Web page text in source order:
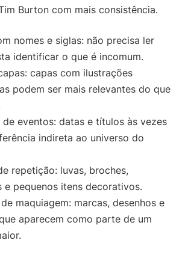
Burton com mais consistência.
nomes e siglas: não precisa ler
identificar o que é incomum.
capas com ilustrações
podem ser mais relevantes do que
de eventos: datas e títulos às vezes
indireta ao universo do
repetição: luvas, broches,
e pequenos itens decorativos.
maquiagem: marcas, desenhos e
aparecem como parte de um